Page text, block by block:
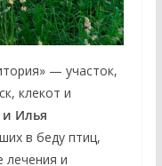
— участок,
клекот и
Илья
в беду птиц,
лечения и